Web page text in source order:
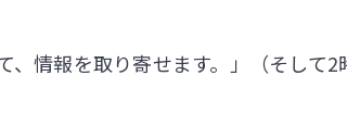
情報を取り寄せます。」（そして